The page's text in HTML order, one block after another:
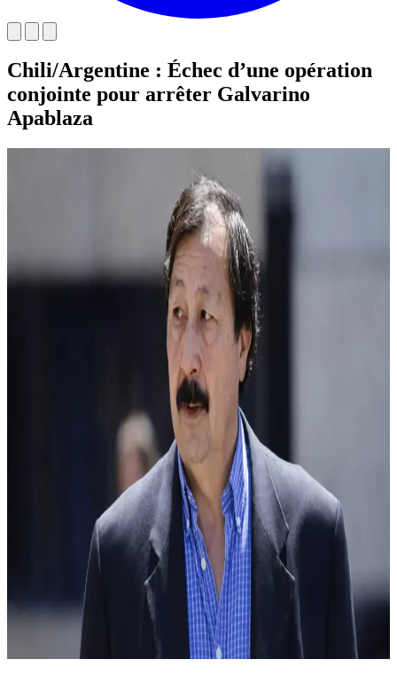
Chili/Argentine : Échec d’une opération
conjointe pour arrêter Galvarino
Apablaza